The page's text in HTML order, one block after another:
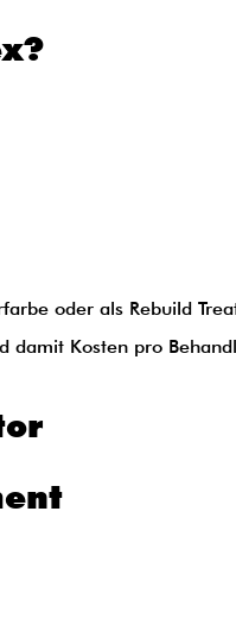
oder als Rebuild
Kosten pro